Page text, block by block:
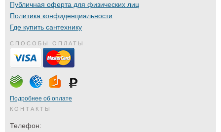
Публичная оферта для физических лиц
Политика конфиденциальности
Где купить сантехнику
СПОСОБЫ ОПЛАТЫ
Подробнее об оплате
КОНТАКТЫ
Телефон: